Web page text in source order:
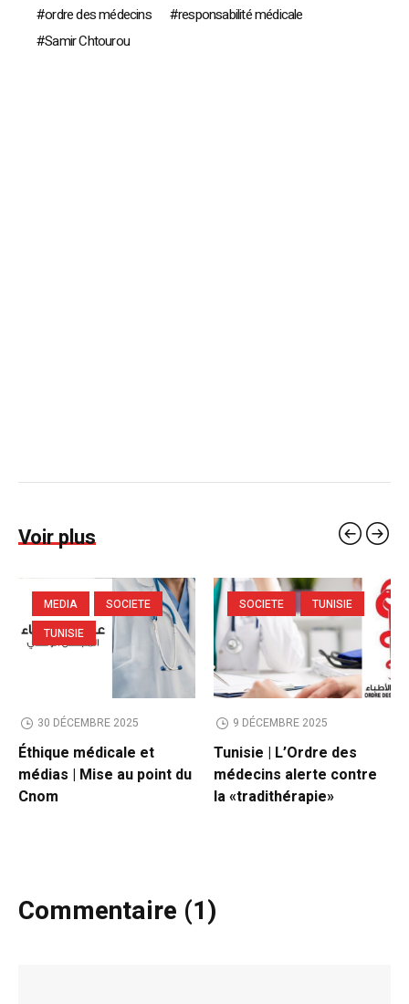
ordre des médecins
responsabilité médicale
Samir Chtourou
Voir plus
MEDIA
SOCIETE
TUNISIE
30 DÉCEMBRE 2025
Éthique médicale et
médias | Mise au point du
Cnom
SOCIETE TUNISIE
9 DÉCEMBRE 2025
Tunisie | L’Ordre des
médecins alerte contre
la «tradithérapie»
Commentaire (1)